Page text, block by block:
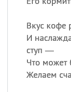
Вкус кофе
И
ступ —
Что может
Желаем